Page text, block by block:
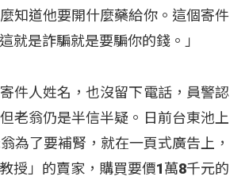
知道他要開什麼藥給你。這個寄件
就是詐騙就是要騙你的錢。」
件人姓名，也沒留下電話，員警認
老翁仍是半信半疑。日前台東池上
為了要補腎，就在一頁式廣告上，
授」的賣家，購買要價1萬8千元的